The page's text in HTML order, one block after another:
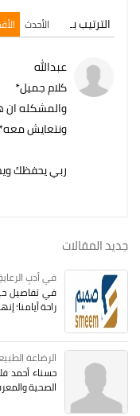
الترتيب بـ الأحدث
عبدالله
كلام جميل*
والمشكله ان
ونتعايش معه*
ربي يحفظك
جديد المقالات
في أدبِ
في تفاصيل
راحة أيامنا؛
الرضاعة
حسناء أحمد
الصحية